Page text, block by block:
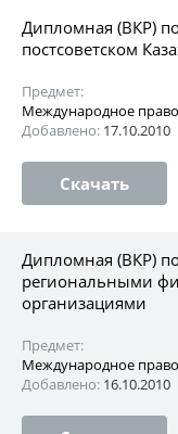
Дипломная (ВКР)
постсоветском
Предмет:
Международное право
Добавлено: 17.10.2010
Скачать
Дипломная (ВКР)
региональными
организациями
Предмет:
Международное право
Добавлено: 16.10.2010